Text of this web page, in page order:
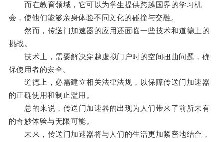
而在教育领域，它可以为学生提供跨越国界的学习机
会，使他们能够亲身体验不同文化的碰撞与交融。
然而，传送门加速器的应用还面临一些技术和道德上的
挑战。
技术上，需要解决穿越虚拟门户时的空间扭曲问题，确
保使用者的安全。
道德上，必需建立相关法律法规，以保障传送门加速器
的正确使用和制止滥用。
总的来说，传送门加速器的出现为人们带来了前所未有
的奇妙体验与无限可能。
未来，传送门加速器将与人们的生活更加紧密地结合，